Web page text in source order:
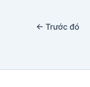
← Trước đó